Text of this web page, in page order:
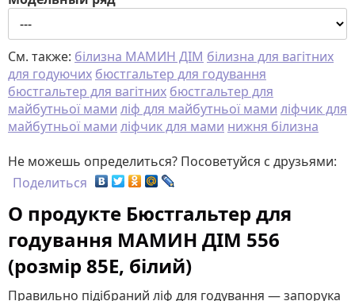
См. также: білизна МАМИН ДІМ білизна для вагітних
для годуючих бюстгальтер для годування
бюстгальтер для вагітних бюстгальтер для
майбутньої мами ліф для майбутньої мами ліфчик для
майбутньої мами ліфчик для мами нижня білизна
Не можешь определиться? Посоветуйся с друзьями:
Поделиться
О продукте Бюстгальтер для
годування МАМИН ДІМ 556
(розмір 85E, білий)
Правильно підібраний ліф для годування — запорука